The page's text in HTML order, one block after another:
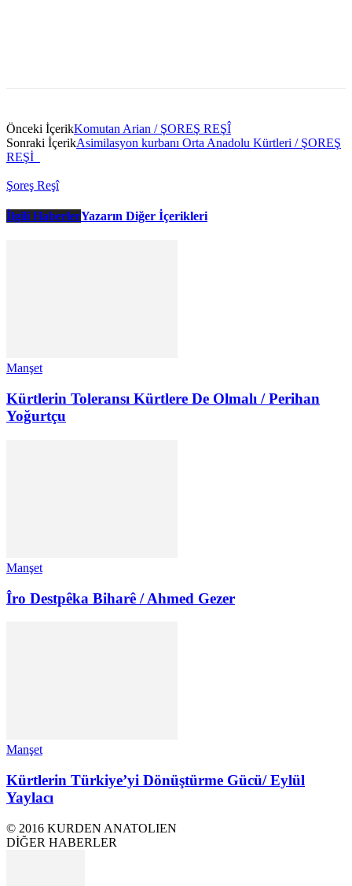
Önceki İçerikKomutan Arian / ŞOREŞ REŞÎ
Sonraki İçerikAsimilasyon kurbanı Orta Anadolu Kürtleri / ŞOREŞ
REŞİ
Şoreş Reşî
İlgili HaberlerYazarın Diğer İçerikleri
Manşet
Kürtlerin Toleransı Kürtlere De Olmalı / Perihan
Yoğurtçu
Manşet
Îro Destpêka Biharê / Ahmed Gezer
Manşet
Kürtlerin Türkiye’yi Dönüştürme Gücü/ Eylül
Yaylacı
© 2016 KURDEN ANATOLIEN
DİĞER HABERLER